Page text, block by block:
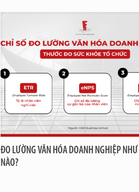
ĐO LƯỜNG VĂN HÓA DOANH NGHIỆP
NÀO?